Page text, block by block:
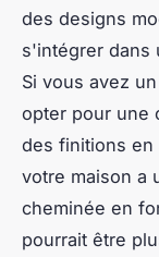
des designs
s'intégrer dans
Si vous avez
opter pour une
des finitions en
votre maison a
cheminée en
pourrait être